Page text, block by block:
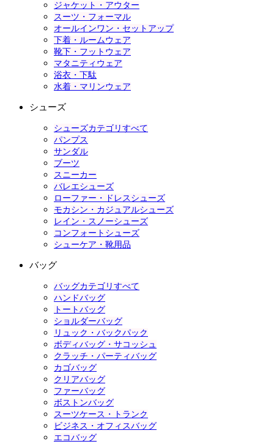
ジャケット・アウター
スーツ・フォーマル
オールインワン・セットアップ
下着・ルームウェア
靴下・フットウェア
マタニティウェア
浴衣・下駄
水着・マリンウェア
シューズ
シューズカテゴリすべて
パンプス
サンダル
ブーツ
スニーカー
バレエシューズ
ローファー・ドレスシューズ
モカシン・カジュアルシューズ
レイン・スノーシューズ
コンフォートシューズ
シューケア・靴用品
バッグ
バッグカテゴリすべて
ハンドバッグ
トートバッグ
ショルダーバッグ
リュック・バックパック
ボディバッグ・サコッシュ
クラッチ・パーティバッグ
カゴバッグ
クリアバッグ
ファーバッグ
ボストンバッグ
スーツケース・トランク
ビジネス・オフィスバッグ
エコバッグ